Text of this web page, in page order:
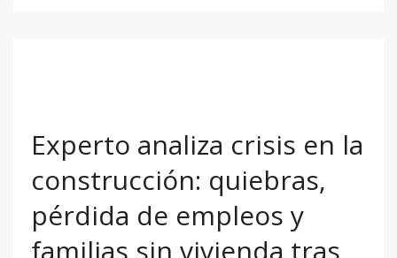
Experto analiza crisis en la
construcción: quiebras,
pérdida de empleos y
familias sin vivienda tras